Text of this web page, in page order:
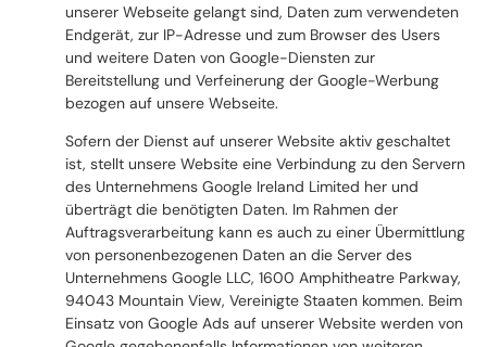
unserer Webseite gelangt sind, Daten zum verwendeten
Endgerät, zur IP-Adresse und zum Browser des Users
und weitere Daten von Google-Diensten zur
Bereitstellung und Verfeinerung der Google-Werbung
bezogen auf unsere Webseite.
Sofern der Dienst auf unserer Website aktiv geschaltet
ist, stellt unsere Website eine Verbindung zu den Servern
des Unternehmens Google Ireland Limited her und
überträgt die benötigten Daten. Im Rahmen der
Auftragsverarbeitung kann es auch zu einer Übermittlung
von personenbezogenen Daten an die Server des
Unternehmens Google LLC, 1600 Amphitheatre Parkway,
94043 Mountain View, Vereinigte Staaten kommen. Beim
Einsatz von Google Ads auf unserer Website werden von